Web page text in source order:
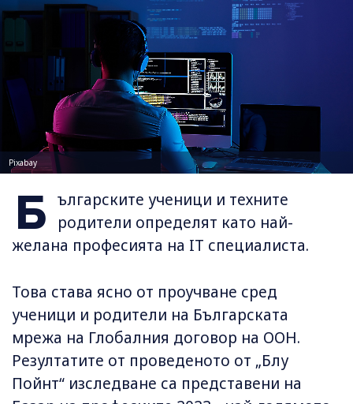
Pixabay
Б ългарските ученици и техните
родители определят като най-
желана професията на IT специалиста.
Това става ясно от проучване сред
ученици и родители на Българската
мрежа на Глобалния договор на ООН.
Резултатите от проведеното от „Блу
Пойнт“ изследване са представени на